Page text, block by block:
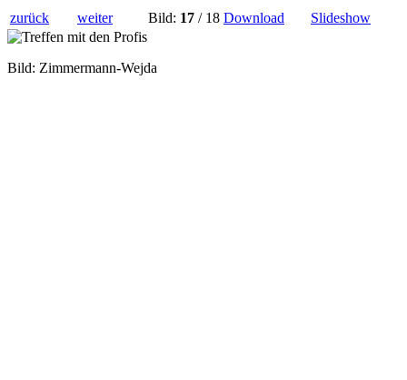
zurück weiter Bild: 17 / 18 Download Slideshow
Bild: Zimmermann-Wejda